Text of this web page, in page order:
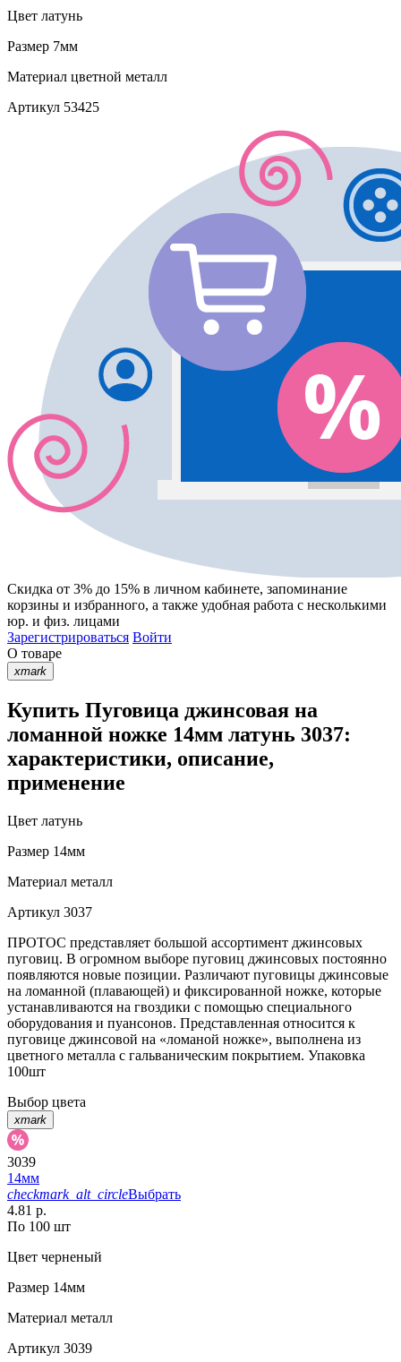
Цвет латунь
Размер 7мм
Материал цветной металл
Артикул 53425
Скидка от 3% до 15% в личном кабинете, запоминание
корзины и избранного, а также удобная работа с несколькими
юр. и физ. лицами
Зарегистрироваться Войти
О товаре
xmark
Купить Пуговица джинсовая на
ломанной ножке 14мм латунь 3037:
характеристики, описание,
применение
Цвет латунь
Размер 14мм
Материал металл
Артикул 3037
ПРОТОС представляет большой ассортимент джинсовых
пуговиц. В огромном выборе пуговиц джинсовых постоянно
появляются новые позиции. Различают пуговицы джинсовые
на ломанной (плавающей) и фиксированной ножке, которые
устанавливаются на гвоздики с помощью специального
оборудования и пуансонов. Представленная относится к
пуговице джинсовой на «ломаной ножке», выполнена из
цветного металла с гальваническим покрытием. Упаковка
100шт
Выбор цвета
xmark
3039
14мм
checkmark_alt_circleВыбрать
4.81 р.
По 100 шт
Цвет черненый
Размер 14мм
Материал металл
Артикул 3039